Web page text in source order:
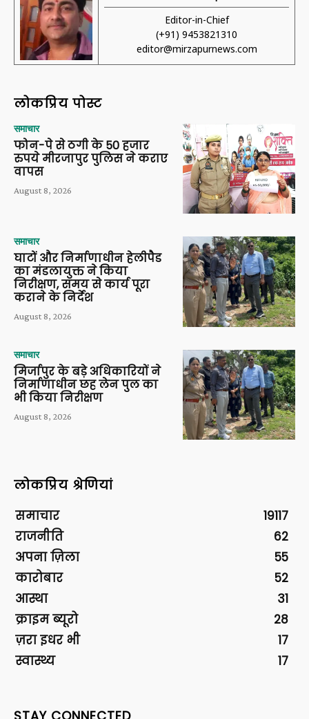
Editor-in-Chief
(+91) 9453821310
editor@mirzapurnews.com
लोकप्रिय पोस्ट
समाचार
फोन-पे से ठगी के 50 हजार
रुपये मीरजापुर पुलिस ने कराए
वापस
August 8, 2026
समाचार
घाटों और निर्माणाधीन हेलीपैड
का मंडलायुक्त ने किया
निरीक्षण, समय से कार्य पूरा
कराने के निर्देश
August 8, 2026
समाचार
मिर्जापुर के बड़े अधिकारियों ने
निर्माणाधीन छह लेन पुल का
भी किया निरीक्षण
August 8, 2026
लोकप्रिय श्रेणियां
समाचार
19117
राजनीति
62
अपना ज़िला
55
कारोबार
52
आस्था
31
क्राइम ब्यूरो
28
ज़रा इधर भी
17
स्वास्थ्य
17